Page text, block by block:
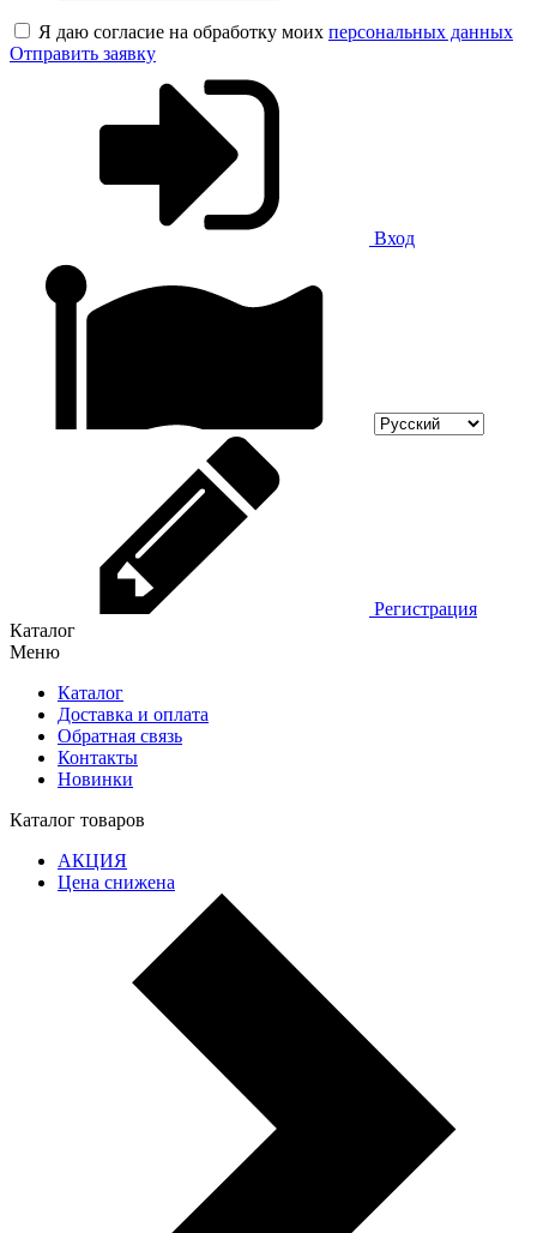
Я даю согласие на обработку моих персональных данных
Отправить заявку
Вход
Регистрация
Каталог
Меню
Каталог
Доставка и оплата
Обратная связь
Контакты
Новинки
Каталог товаров
АКЦИЯ
Цена снижена